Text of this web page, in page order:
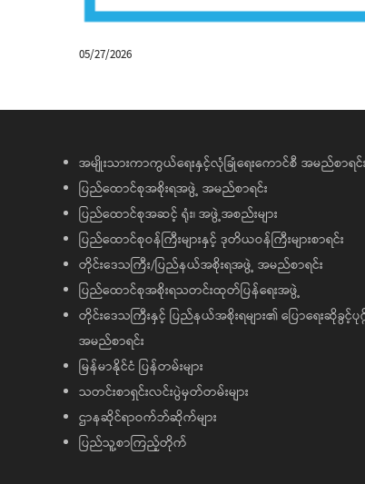
05/27/2026
အမျိုးသားကာကွယ်ရေးနှင့်လုံခြုံရေးကောင်စီ အမည်စာရင်း
ပြည်ထောင်စုအစိုးရအဖွဲ့ အမည်စာရင်း
ပြည်ထောင်စုအဆင့် ရုံး၊ အဖွဲ့အစည်းများ
ပြည်ထောင်စုဝန်ကြီးများနှင့် ဒုတိယဝန်ကြီးများစာရင်း
တိုင်းဒေသကြီး/ပြည်နယ်အစိုးရအဖွဲ့ အမည်စာရင်း
ပြည်ထောင်စုအစိုးရသတင်းထုတ်ပြန်ရေးအဖွဲ့
တိုင်းဒေသကြီးနှင့် ပြည်နယ်အစိုးရများ၏ ပြောရေးဆိုခွင့်ပုဂ္
အမည်စာရင်း
မြန်မာနိုင်ငံ ပြန်တမ်းများ
သတင်းစာရှင်းလင်းပွဲမှတ်တမ်းများ
ဌာနဆိုင်ရာဝက်ဘ်ဆိုက်များ
ပြည်သူ့စာကြည့်တိုက်